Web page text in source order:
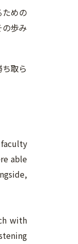
めの
の歩み
取ら
able
with